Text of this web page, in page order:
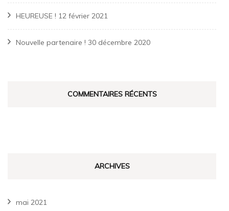
HEUREUSE ! 12 février 2021
Nouvelle partenaire ! 30 décembre 2020
COMMENTAIRES RÉCENTS
ARCHIVES
mai 2021